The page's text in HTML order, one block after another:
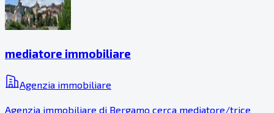
mediatore immobiliare
Agenzia immobiliare
Agenzia immobiliare di Bergamo cerca mediatore/trice